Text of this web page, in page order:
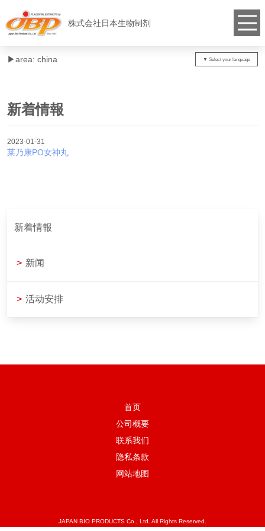
株式会社日本生物制剂
▶︎area: china
新着情報
2023-01-31
莱乃康PO女神丸
新着情報
> 新闻
> 活动安排
首页
公司概要
联系我们
隐私条款
网站地图
JAPAN BIO PRODUCTS Co., Ltd. All Rights Reserved.